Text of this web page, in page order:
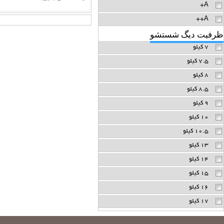
A+
A++
ظرفیت دیگ شستشو
7 کیلو
7.5 کیلو
8 کیلو
8.5 کیلو
9 کیلو
10 کیلو
10.5 کیلو
13 کیلو
14 کیلو
15 کیلو
16 کیلو
17 کیلو